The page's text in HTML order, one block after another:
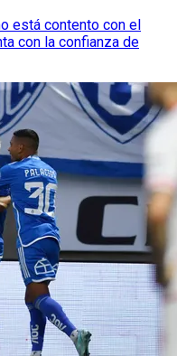
está contento con el
con la confianza de